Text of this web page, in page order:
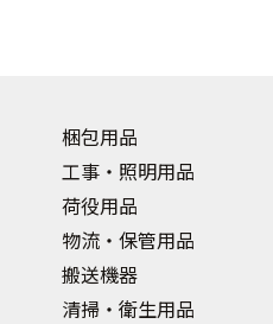
梱包用品
工事・照明用品
荷役用品
物流・保管用品
搬送機器
清掃・衛生用品